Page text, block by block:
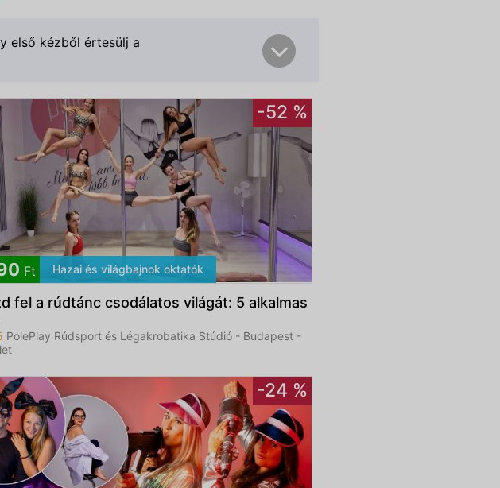
első kézből értesülj a
Feliratkozom
tájékoztatót
-52 %
Ft Hazai és világbajnok oktatók
fel a rúdtánc csodálatos világát: 5 alkalmas
PolePlay Rúdsport és Légakrobatika Stúdió - Budapest -
-24 %